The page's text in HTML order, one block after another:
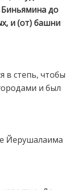
до
и (от) башни
в степь, чтобы
и был
Йерушалаима